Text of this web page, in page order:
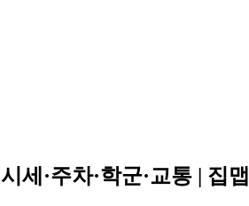
세·주차·학군·교통 | 집맵